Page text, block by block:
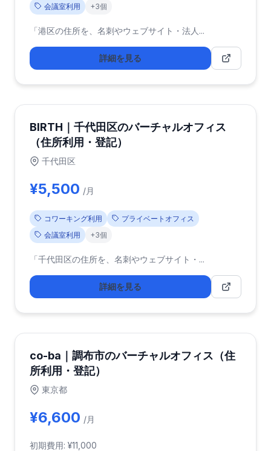
会議室利用
+3個
「港区の住所を、名刺やウェブサイト・法人...
詳細を見る
BIRTH｜千代田区のバーチャルオフィス
（住所利用・登記）
千代田区
¥5,500 /月
コワーキング利用
プライベートオフィス
会議室利用
+3個
「千代田区の住所を、名刺やウェブサイト・...
詳細を見る
co-ba｜調布市のバーチャルオフィス（住
所利用・登記）
東京都
¥6,600 /月
初期費用: ¥11,000